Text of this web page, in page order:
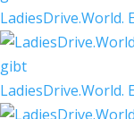
LadiesDrive.World.
LadiesDrive.World.